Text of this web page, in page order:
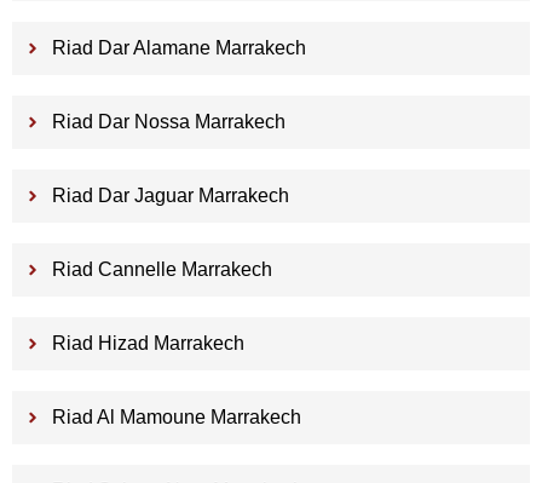
Riad Dar Alamane Marrakech
Riad Dar Nossa Marrakech
Riad Dar Jaguar Marrakech
Riad Cannelle Marrakech
Riad Hizad Marrakech
Riad Al Mamoune Marrakech